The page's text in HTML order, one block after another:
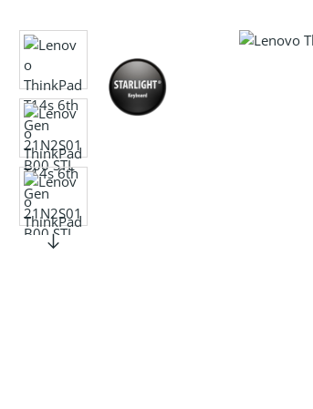
Bildergalerie überspringen